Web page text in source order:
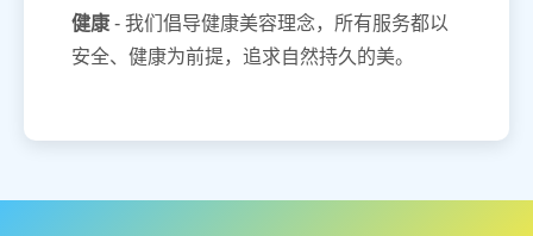
健康 - 我们倡导健康美容理念，所有服务都以
安全、健康为前提，追求自然持久的美。